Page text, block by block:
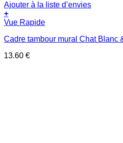
Ajouter à la liste d’envies
+
Vue Rapide
Cadre tambour mural Chat Blanc
13.60 €